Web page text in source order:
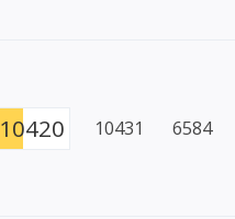
10420 10431 6584